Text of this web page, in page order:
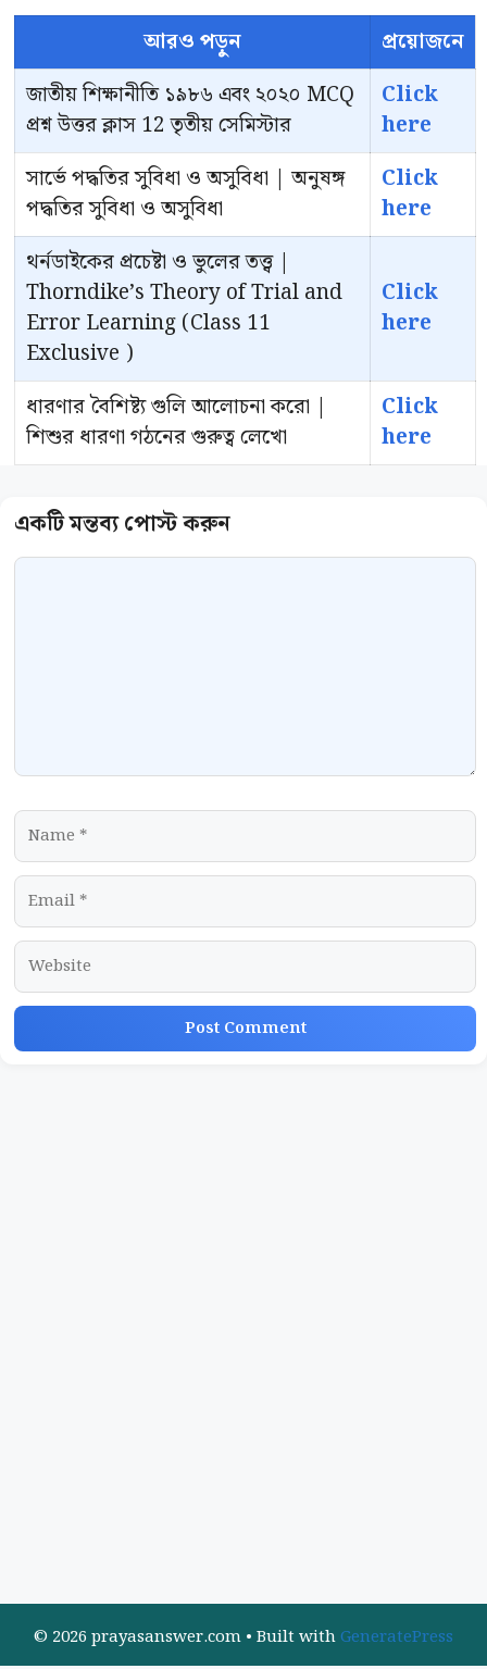
আরও পড়ুন
প্রয়োজনে
জাতীয় শিক্ষানীতি ১৯৮৬ এবং ২০২০ MCQ
প্রশ্ন উত্তর ক্লাস 12 তৃতীয় সেমিস্টার
Click
here
সার্ভে পদ্ধতির সুবিধা ও অসুবিধা | অনুষঙ্গ
পদ্ধতির সুবিধা ও অসুবিধা
Click
here
থর্নডাইকের প্রচেষ্টা ও ভুলের তত্ত্ব |
Thorndike’s Theory of Trial and
Error Learning (Class 11
Exclusive )
Click
here
ধারণার বৈশিষ্ট্য গুলি আলোচনা করো |
শিশুর ধারণা গঠনের গুরুত্ব লেখো
Click
here
Comment
Name
Email
Website
© 2026 prayasanswer.com • Built withGeneratePress